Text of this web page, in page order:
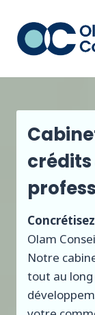
contenu
crédits
Olam
Notre
tout au long